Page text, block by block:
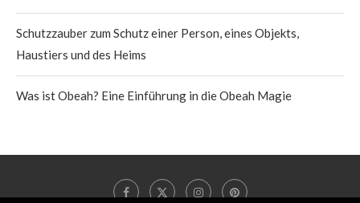
Schutzzauber zum Schutz einer Person, eines Objekts,
Haustiers und des Heims
Was ist Obeah? Eine Einführung in die Obeah Magie